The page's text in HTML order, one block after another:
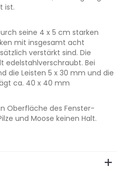
ist.
seine 4 x 5 cm starken
mit insgesamt acht
verstärkt sind. Die
edelstahlverschraubt. Bei
die Leisten 5 x 30 mm und die
ca. 40 x 40 mm
Oberfläche des Fenster-
und Moose keinen Halt.